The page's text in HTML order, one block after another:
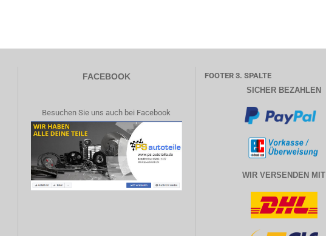
FACEBOOK
Besuchen Sie uns auch bei Facebook
FOOTER 3. SPALTE
SICHER BEZAHLEN
WIR VERSENDEN MIT